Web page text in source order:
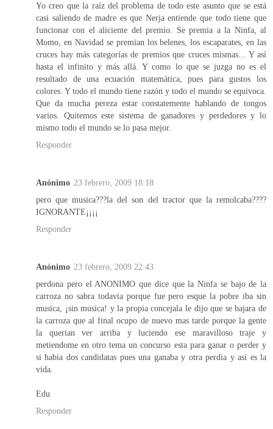
Yo creo que la raíz del problema de todo este asunto que se está
casi saliendo de madre es que Nerja entiende que todo tiene que
funcionar con el aliciente del premio. Se premia a la Ninfa, al
Momo, en Navidad se premian los belenes, los escaparates, en las
cruces hay más categorías de premios que cruces mismas... Y así
hasta el infinito y más allá. Y como lo que se juzga no es el
resultado de una ecuación matemática, pues para gustos los
colores. Y todo el mundo tiene razón y todo el mundo se equivoca.
Que da mucha pereza estar constatemente hablando de tongos
varios. Quitemos este sistema de ganadores y perdedores y lo
mismo todo el mundo se lo pasa mejor.
Responder
Anónimo 23 febrero, 2009 18:18
pero que musica???la del son del tractor que la remolcaba????
IGNORANTE¡¡¡¡
Responder
Anónimo 23 febrero, 2009 22:43
perdona pero el ANONIMO que dice que la Ninfa se bajo de la
carroza no sabra todavia porque fue pero esque la pobre iba sin
musica, ¡sin musica! y la propia concejala le dijo que se bajara de
la carroza que al final ocupo de nuevo mas tarde porque la gente
la querian ver arriba y luciendo ese maravilloso traje y
metiendome en otro tema un concurso esta para ganar o perder y
si habia dos candidatas pues una ganaba y otra perdia y asi es la
vida.
Edu
Responder